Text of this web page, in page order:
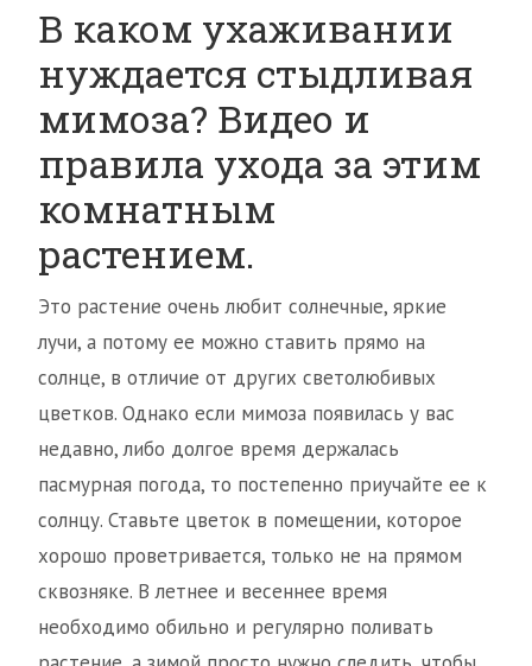
В каком ухаживании
нуждается стыдливая
мимоза? Видео и
правила ухода за этим
комнатным
растением.
Это растение очень любит солнечные, яркие
лучи, а потому ее можно ставить прямо на
солнце, в отличие от других светолюбивых
цветков. Однако если мимоза появилась у вас
недавно, либо долгое время держалась
пасмурная погода, то постепенно приучайте ее к
солнцу. Ставьте цветок в помещении, которое
хорошо проветривается, только не на прямом
сквозняке. В летнее и весеннее время
необходимо обильно и регулярно поливать